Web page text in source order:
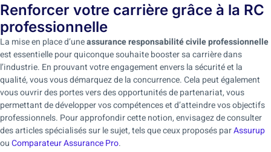
Renforcer votre carrière grâce à la RC
professionnelle
La mise en place d’uneassurance responsabilité civile professionnelle
est essentielle pour quiconque souhaite booster sa carrière dans
l’industrie. En prouvant votre engagement envers la sécurité et la
qualité, vous vous démarquez de la concurrence. Cela peut également
vous ouvrir des portes vers des opportunités de partenariat, vous
permettant de développer vos compétences et d’atteindre vos objectifs
professionnels. Pour approfondir cette notion, envisagez de consulter
des articles spécialisés sur le sujet, tels que ceux proposés parAssurup
ouComparateur Assurance Pro.